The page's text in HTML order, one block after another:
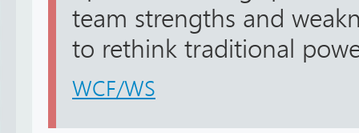
team strengths and
to rethink traditional
WCF/WS